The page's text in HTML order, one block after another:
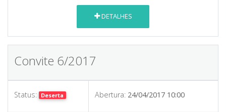
DETALHES
Convite 6/2017
Status: Deserta Abertura: 24/04/2017 10:00